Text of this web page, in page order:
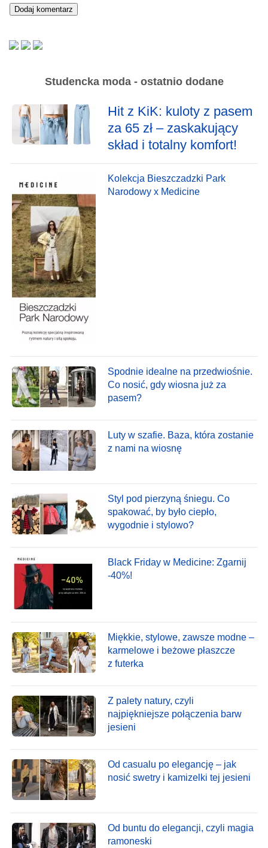
Studencka moda - ostatnio dodane
Hit z KiK: kuloty z pasem
za 65 zł – zaskakujący
skład i totalny komfort!
Kolekcja Bieszczadzki Park
Narodowy x Medicine
Spodnie idealne na przedwiośnie.
Co nosić, gdy wiosna już za
pasem?
Luty w szafie. Baza, która zostanie
z nami na wiosnę
Styl pod pierzyną śniegu. Co
spakować, by było ciepło,
wygodnie i stylowo?
Black Friday w Medicine: Zgarnij
-40%!
Miękkie, stylowe, zawsze modne –
karmelowe i beżowe płaszcze
z futerka
Z palety natury, czyli
najpiękniejsze połączenia barw
jesieni
Od casualu po elegancję – jak
nosić swetry i kamizelki tej jesieni
Od buntu do elegancji, czyli magia
ramoneski